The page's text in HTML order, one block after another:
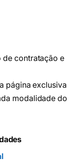
de contratação e
página exclusiva
modalidade do